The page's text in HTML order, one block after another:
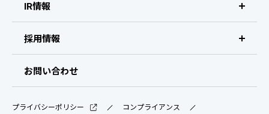
免責事項
IR情報
IR情報 トップ
IRライブラリ
採用情報
採用サイト（日本）
お問い合わせ
プライバシーポリシー コンプライアンス